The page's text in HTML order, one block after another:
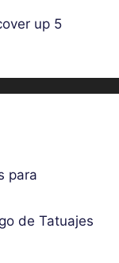
up 5
para
de Tatuajes